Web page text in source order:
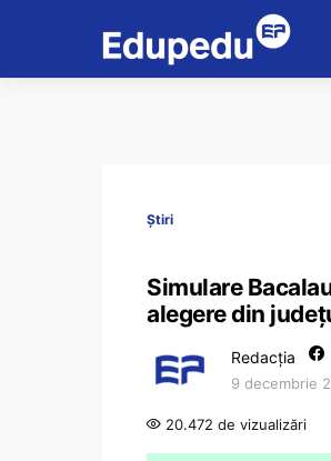
Știri
Simulare
alegere din
Redacția
9 decembrie
20.472 de vizualizări